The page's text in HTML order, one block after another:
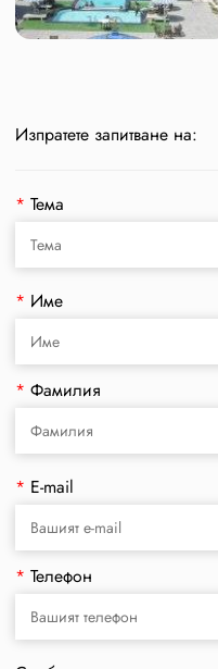
Изпратете запитване на:
* Тема
* Име
* Фамилия
* E-mail
* Телефон